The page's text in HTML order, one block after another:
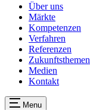
Über uns
Märkte
Kompetenzen
Verfahren
Referenzen
Zukunftsthemen
Medien
Kontakt
Menu